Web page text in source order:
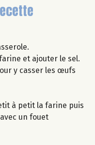
et ajouter le sel.
y casser les œufs
à petit la farine puis
un fouet